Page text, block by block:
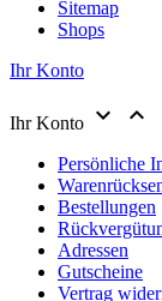
Sitemap
Shops
Ihr Konto
Ihr Konto  
Persönliche
Bestellungen
Adressen
Gutscheine
Vertrag